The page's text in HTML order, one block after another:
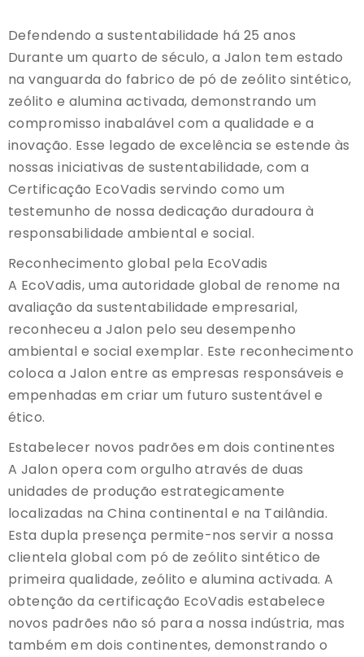
Defendendo a sustentabilidade há 25 anos
Durante um quarto de século, a Jalon tem estado
na vanguarda do fabrico de pó de zeólito sintético,
zeólito e alumina activada, demonstrando um
compromisso inabalável com a qualidade e a
inovação. Esse legado de excelência se estende às
nossas iniciativas de sustentabilidade, com a
Certificação EcoVadis servindo como um
testemunho de nossa dedicação duradoura à
responsabilidade ambiental e social.
Reconhecimento global pela EcoVadis
A EcoVadis, uma autoridade global de renome na
avaliação da sustentabilidade empresarial,
reconheceu a Jalon pelo seu desempenho
ambiental e social exemplar. Este reconhecimento
coloca a Jalon entre as empresas responsáveis e
empenhadas em criar um futuro sustentável e
ético.
Estabelecer novos padrões em dois continentes
A Jalon opera com orgulho através de duas
unidades de produção estrategicamente
localizadas na China continental e na Tailândia.
Esta dupla presença permite-nos servir a nossa
clientela global com pó de zeólito sintético de
primeira qualidade, zeólito e alumina activada. A
obtenção da certificação EcoVadis estabelece
novos padrões não só para a nossa indústria, mas
também em dois continentes, demonstrando o